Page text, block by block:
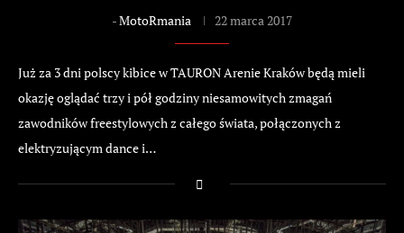
-MotoRmania 22 marca 2017
Już za 3 dni polscy kibice w TAURON Arenie Kraków będą mieli
okazję oglądać trzy i pół godziny niesamowitych zmagań
zawodników freestylowych z całego świata, połączonych z
elektryzującym dance i…